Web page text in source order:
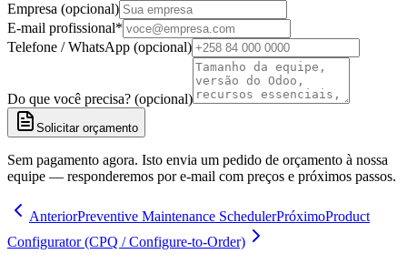
Empresa (opcional)
E-mail profissional*
Telefone / WhatsApp (opcional)
Do que você precisa? (opcional)
Solicitar orçamento
Sem pagamento agora. Isto envia um pedido de orçamento à nossa
equipe — responderemos por e-mail com preços e próximos passos.
AnteriorPreventive Maintenance SchedulerPróximoProduct
Configurator (CPQ / Configure-to-Order)